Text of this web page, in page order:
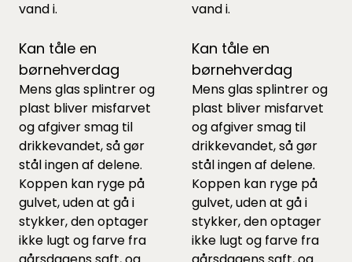
vand i.
Kan tåle en
børnehverdag
Mens glas splintrer og
plast bliver misfarvet
og afgiver smag til
drikkevandet, så gør
stål ingen af delene.
Koppen kan ryge på
gulvet, uden at gå i
stykker, den optager
ikke lugt og farve fra
vand i.
Kan tåle en
børnehverdag
Mens glas splintrer og
plast bliver misfarvet
og afgiver smag til
drikkevandet, så gør
stål ingen af delene.
Koppen kan ryge på
gulvet, uden at gå i
stykker, den optager
ikke lugt og farve fra